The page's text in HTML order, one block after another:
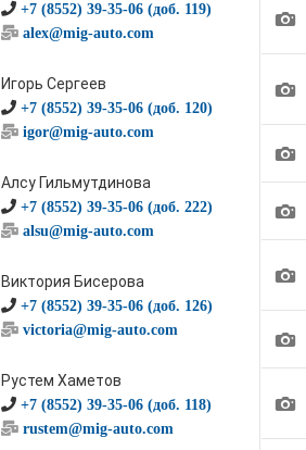
+7 (8552) 39-35-06 (доб. 119)
alex@mig-auto.com
Игорь Сергеев
+7 (8552) 39-35-06 (доб. 120)
igor@mig-auto.com
Алсу Гильмутдинова
+7 (8552) 39-35-06 (доб. 222)
alsu@mig-auto.com
Виктория Бисерова
+7 (8552) 39-35-06 (доб. 126)
victoria@mig-auto.com
Рустем Хаметов
+7 (8552) 39-35-06 (доб. 118)
rustem@mig-auto.com
1
1
1
1
1
1
1